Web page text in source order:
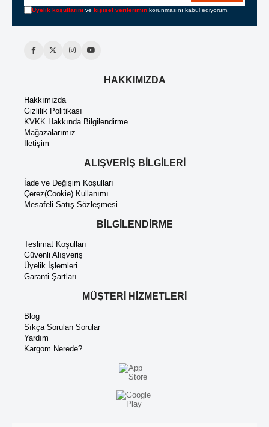
Üyelik koşullarını vekişisel verilerimin korunmasını kabul ediyorum.
HAKKIMIZDA
Hakkımızda
Gizlilik Politikası
KVKK Hakkında Bilgilendirme
Mağazalarımız
İletişim
ALIŞVERİŞ BİLGİLERİ
İade ve Değişim Koşulları
Çerez(Cookie) Kullanımı
Mesafeli Satış Sözleşmesi
BİLGİLENDİRME
Teslimat Koşulları
Güvenli Alışveriş
Üyelik İşlemleri
Garanti Şartları
MÜŞTERİ HİZMETLERİ
Blog
Sıkça Sorulan Sorular
Yardım
Kargom Nerede?